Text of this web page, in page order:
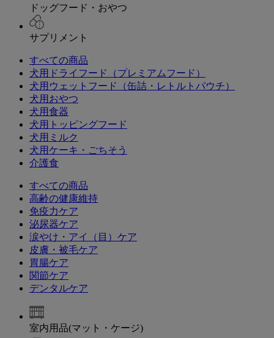
ドッグフード・おやつ
サプリメント
すべての商品
犬用ドライフード（プレミアムフード）
犬用ウェットフード（缶詰・レトルトパウチ）
犬用おやつ
犬用食器
犬用トッピングフード
犬用ミルク
犬用ケーキ・ごちそう
介護食
すべての商品
高齢の健康維持
免疫力ケア
泌尿器ケア
涙やけ・アイ（目）ケア
皮膚・被毛ケア
胃腸ケア
関節ケア
デンタルケア
室内用品(マット・ケージ)